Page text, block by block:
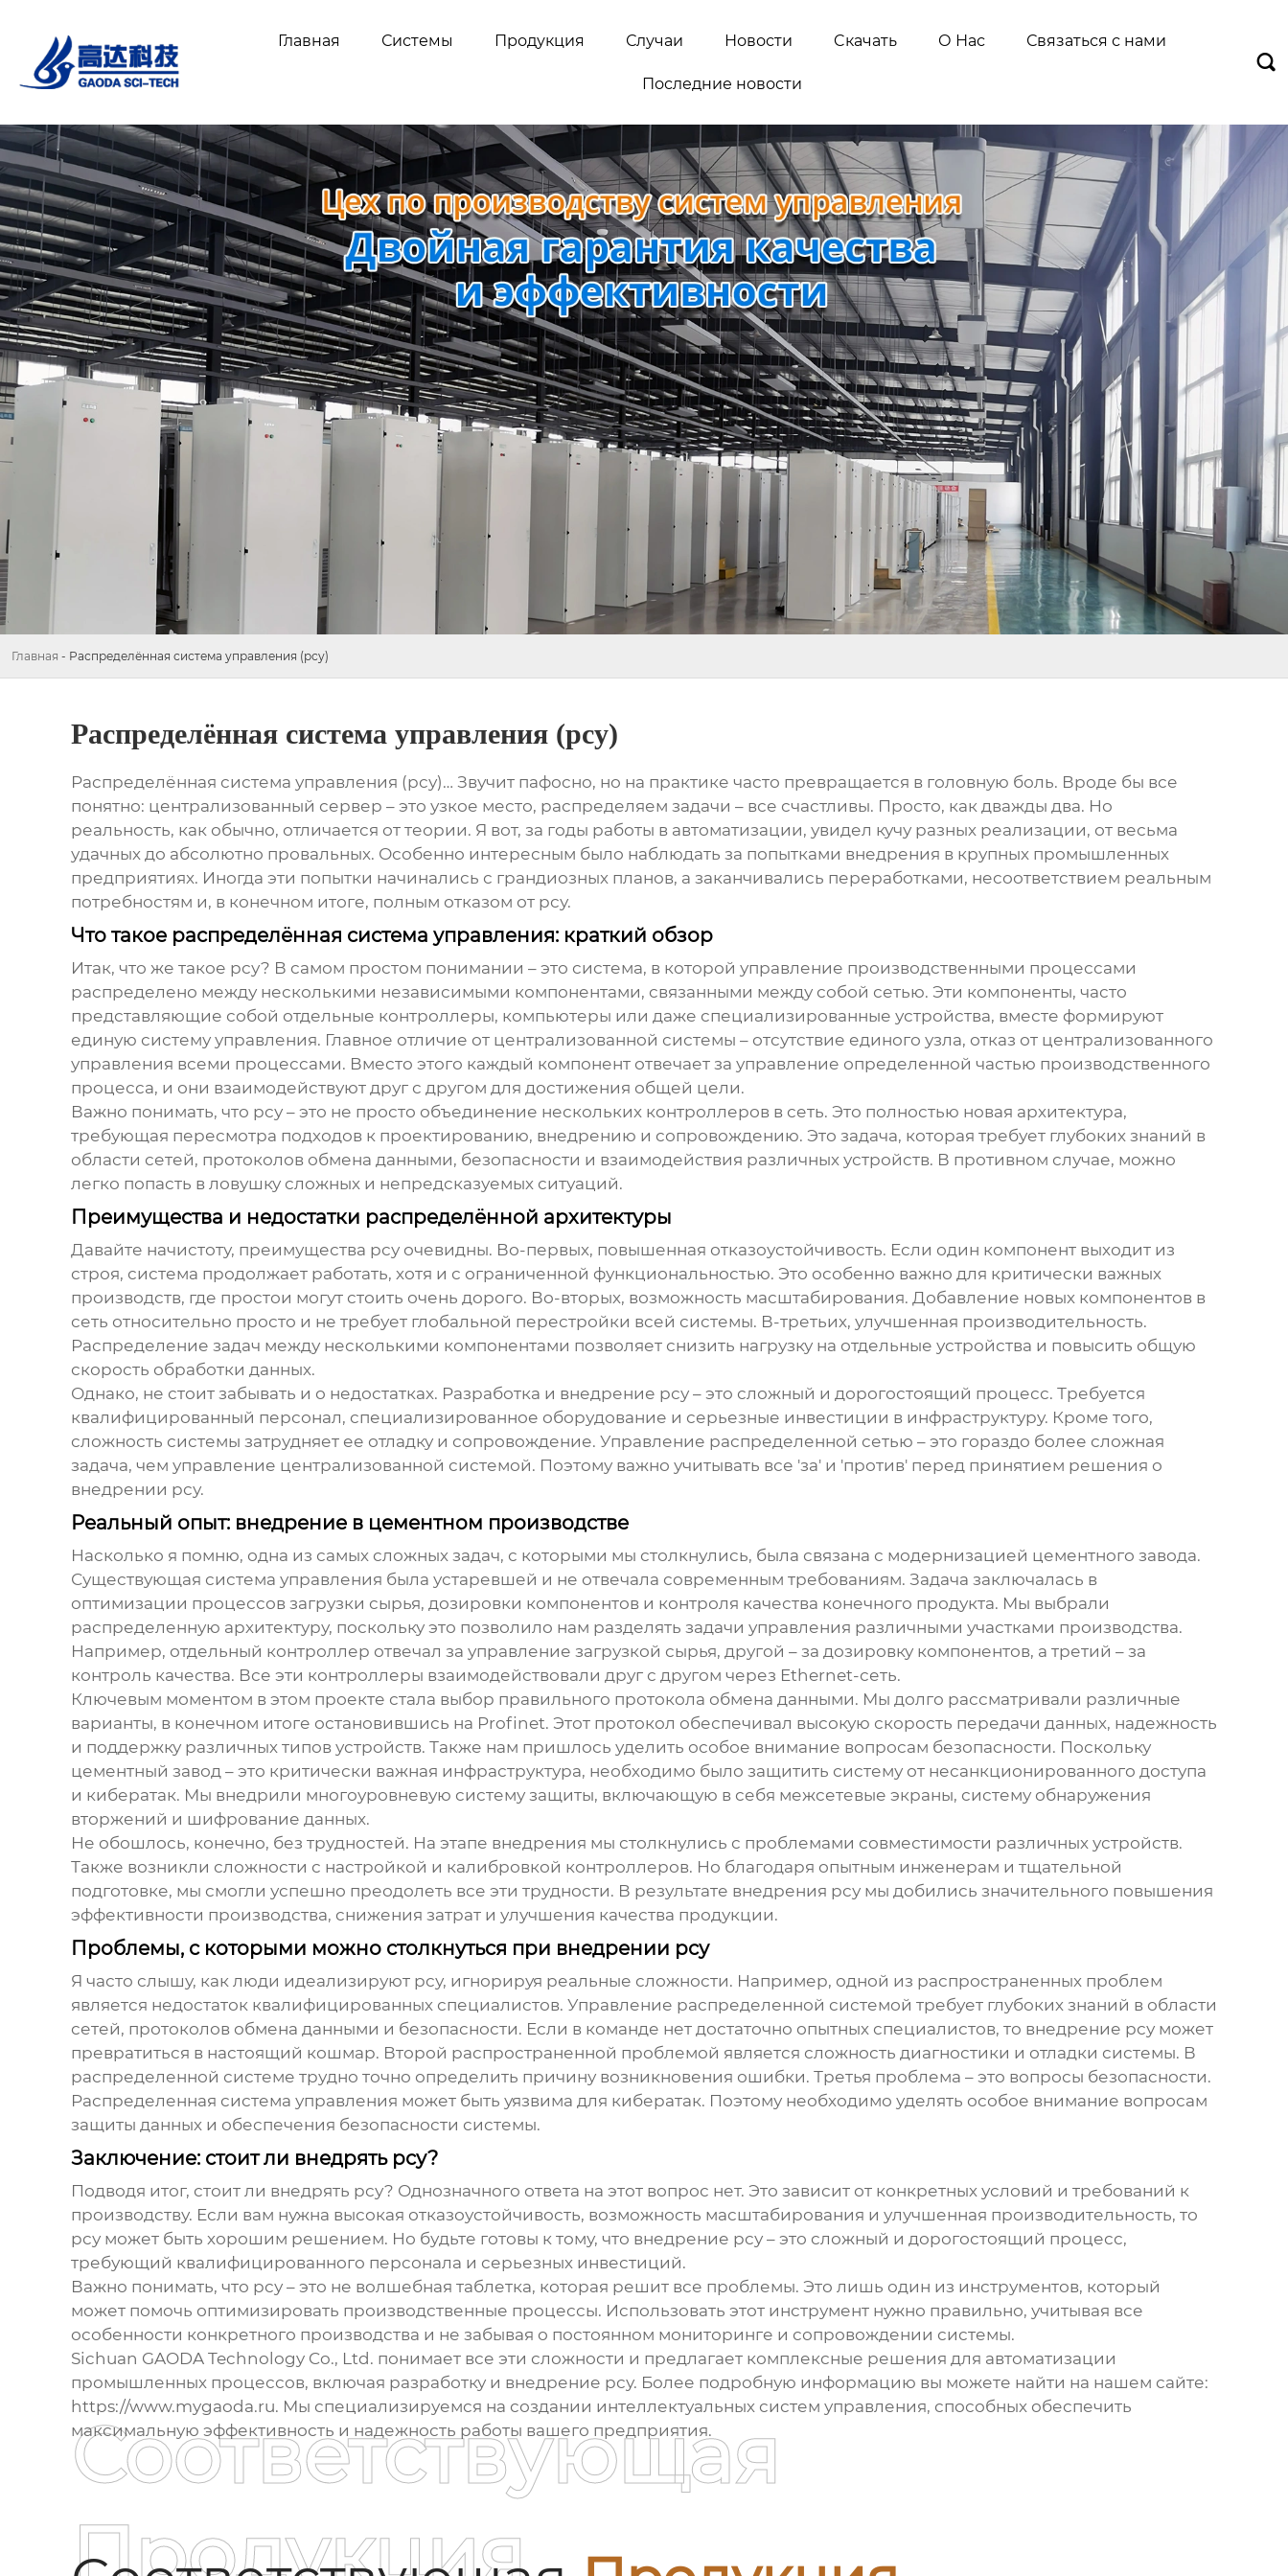
Главная Системы Продукция Случаи Новости Cкачать О Нас Связаться с нами
Последние новости

Главная - Распределённая система управления (рсу)
Распределённая система управления (рсу)
Распределённая система управления (рсу)… Звучит пафосно, но на практике часто превращается в головную боль. Вроде бы все
понятно: централизованный сервер – это узкое место, распределяем задачи – все счастливы. Просто, как дважды два. Но
реальность, как обычно, отличается от теории. Я вот, за годы работы в автоматизации, увидел кучу разных реализации, от весьма
удачных до абсолютно провальных. Особенно интересным было наблюдать за попытками внедрения в крупных промышленных
предприятиях. Иногда эти попытки начинались с грандиозных планов, а заканчивались переработками, несоответствием реальным
потребностям и, в конечном итоге, полным отказом от рсу.
Что такое распределённая система управления: краткий обзор
Итак, что же такое рсу? В самом простом понимании – это система, в которой управление производственными процессами
распределено между несколькими независимыми компонентами, связанными между собой сетью. Эти компоненты, часто
представляющие собой отдельные контроллеры, компьютеры или даже специализированные устройства, вместе формируют
единую систему управления. Главное отличие от централизованной системы – отсутствие единого узла, отказ от централизованного
управления всеми процессами. Вместо этого каждый компонент отвечает за управление определенной частью производственного
процесса, и они взаимодействуют друг с другом для достижения общей цели.
Важно понимать, что рсу– это не просто объединение нескольких контроллеров в сеть. Это полностью новая архитектура,
требующая пересмотра подходов к проектированию, внедрению и сопровождению. Это задача, которая требует глубоких знаний в
области сетей, протоколов обмена данными, безопасности и взаимодействия различных устройств. В противном случае, можно
легко попасть в ловушку сложных и непредсказуемых ситуаций.
Преимущества и недостатки распределённой архитектуры
Давайте начистоту, преимущества рсуочевидны. Во-первых, повышенная отказоустойчивость. Если один компонент выходит из
строя, система продолжает работать, хотя и с ограниченной функциональностью. Это особенно важно для критически важных
производств, где простои могут стоить очень дорого. Во-вторых, возможность масштабирования. Добавление новых компонентов в
сеть относительно просто и не требует глобальной перестройки всей системы. В-третьих, улучшенная производительность.
Распределение задач между несколькими компонентами позволяет снизить нагрузку на отдельные устройства и повысить общую
скорость обработки данных.
Однако, не стоит забывать и о недостатках. Разработка и внедрение рсу– это сложный и дорогостоящий процесс. Требуется
квалифицированный персонал, специализированное оборудование и серьезные инвестиции в инфраструктуру. Кроме того,
сложность системы затрудняет ее отладку и сопровождение. Управление распределенной сетью – это гораздо более сложная
задача, чем управление централизованной системой. Поэтому важно учитывать все 'за' и 'против' перед принятием решения о
внедрении рсу.
Реальный опыт: внедрение в цементном производстве
Насколько я помню, одна из самых сложных задач, с которыми мы столкнулись, была связана с модернизацией цементного завода.
Существующая система управления была устаревшей и не отвечала современным требованиям. Задача заключалась в
оптимизации процессов загрузки сырья, дозировки компонентов и контроля качества конечного продукта. Мы выбрали
распределенную архитектуру, поскольку это позволило нам разделять задачи управления различными участками производства.
Например, отдельный контроллер отвечал за управление загрузкой сырья, другой – за дозировку компонентов, а третий – за
контроль качества. Все эти контроллеры взаимодействовали друг с другом через Ethernet-сеть.
Ключевым моментом в этом проекте стала выбор правильного протокола обмена данными. Мы долго рассматривали различные
варианты, в конечном итоге остановившись на Profinet. Этот протокол обеспечивал высокую скорость передачи данных, надежность
и поддержку различных типов устройств. Также нам пришлось уделить особое внимание вопросам безопасности. Поскольку
цементный завод – это критически важная инфраструктура, необходимо было защитить систему от несанкционированного доступа
и кибератак. Мы внедрили многоуровневую систему защиты, включающую в себя межсетевые экраны, систему обнаружения
вторжений и шифрование данных.
Не обошлось, конечно, без трудностей. На этапе внедрения мы столкнулись с проблемами совместимости различных устройств.
Также возникли сложности с настройкой и калибровкой контроллеров. Но благодаря опытным инженерам и тщательной
подготовке, мы смогли успешно преодолеть все эти трудности. В результате внедрения рсумы добились значительного повышения
эффективности производства, снижения затрат и улучшения качества продукции.
Проблемы, с которыми можно столкнуться при внедрении рсу
Я часто слышу, как люди идеализируют рсу, игнорируя реальные сложности. Например, одной из распространенных проблем
является недостаток квалифицированных специалистов. Управление распределенной системой требует глубоких знаний в области
сетей, протоколов обмена данными и безопасности. Если в команде нет достаточно опытных специалистов, то внедрение рсуможет
превратиться в настоящий кошмар. Второй распространенной проблемой является сложность диагностики и отладки системы. В
распределенной системе трудно точно определить причину возникновения ошибки. Третья проблема – это вопросы безопасности.
Распределенная система управления может быть уязвима для кибератак. Поэтому необходимо уделять особое внимание вопросам
защиты данных и обеспечения безопасности системы.
Заключение: стоит ли внедрять рсу?
Подводя итог, стоит ли внедрять рсу? Однозначного ответа на этот вопрос нет. Это зависит от конкретных условий и требований к
производству. Если вам нужна высокая отказоустойчивость, возможность масштабирования и улучшенная производительность, то
рсуможет быть хорошим решением. Но будьте готовы к тому, что внедрение рсу– это сложный и дорогостоящий процесс,
требующий квалифицированного персонала и серьезных инвестиций.
Важно понимать, что рсу– это не волшебная таблетка, которая решит все проблемы. Это лишь один из инструментов, который
может помочь оптимизировать производственные процессы. Использовать этот инструмент нужно правильно, учитывая все
особенности конкретного производства и не забывая о постоянном мониторинге и сопровождении системы.
Sichuan GAODA Technology Co., Ltd. понимает все эти сложности и предлагает комплексные решения для автоматизации
промышленных процессов, включая разработку и внедрение рсу. Более подробную информацию вы можете найти на нашем сайте:
https://www.mygaoda.ru. Мы специализируемся на создании интеллектуальных систем управления, способных обеспечить
максимальную эффективность и надежность работы вашего предприятия.
Соответствующая
Продукция